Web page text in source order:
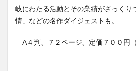
岐にわたる活動とその業績がざっくり
情」などの名作ダイジェストも。
A４判、７２ページ、定価７００円（